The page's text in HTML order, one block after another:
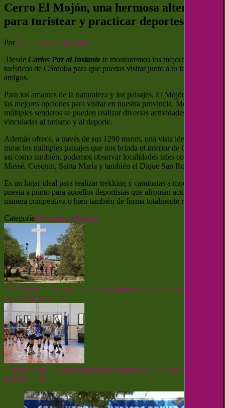
Cerro El Mojón, una hermosa alternativa
para turistear y practicar deportes
Por Carlos Paz Al Instante
Desde Carlos Paz al Instante te mostraremos los mejores puntos
turísticos de Córdoba para que puedas visitar junto a tu familia o
amigos.
Para los amantes de la naturaleza y los paisajes, El Mojón es una de
las mejores opciones para visitar en nuestra provincia. Mediante sus
múltiples senderos se pueden realizar diversas actividades
vinculadas al turismo y al deporte.
Además ofrece, a través de sus 1290 msnm, una vista ideal para
mirar los múltiples paisajes que nos brinda el interior de Córdoba,
así como también, podemos observar localidades tales como Bialet
Massé, Cosquin, Santa María y también el Dique San Roque.
Es un lugar ideal para realizar trekking y caminatas a modo de
puesta a punto para aquellos deportistas que afrontan actividades de
manera competitiva o bien también de forma totalmente recreativa.
CategoríaProvinciales Punilla
El Cerro de la Cruz es uno de los principales atractivos turísticos
durante la temporada
El Poli Carlos Paz pone primera pensando en el retorno a la
actividad oficial